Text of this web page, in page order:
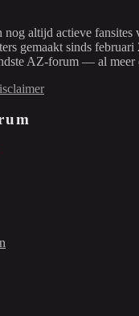
nog altijd actieve fansites
gemaakt sinds
AZ-forum — al meer